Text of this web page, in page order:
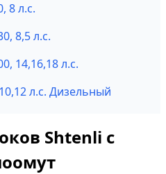
8 л.с.
8,5 л.с.
14,16,18 л.с.
л.с. Дизельный
Shtenli с